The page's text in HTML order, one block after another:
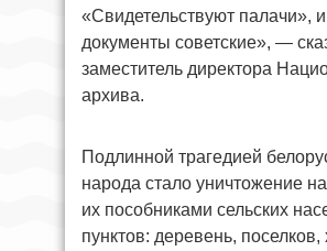
«Свидетельствуют палачи», и
документы советские», —
заместитель директора
архива.
Подлинной трагедией
народа стало уничтожение
их пособниками сельских
пунктов: деревень, поселков,